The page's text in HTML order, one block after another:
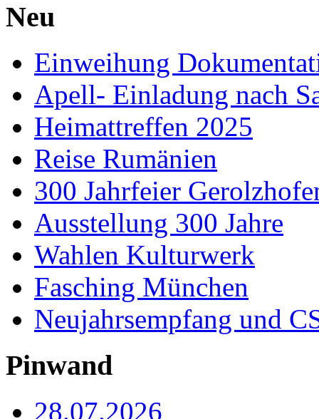
Neu
Einweihung
Apell- Einladung nach
Heimattreffen 2025
Reise Rumänien
300 Jahrfeier
Ausstellung 300 Jahre
Wahlen Kulturwerk
Fasching München
Neujahrsempfang und
Pinwand
28.07.2026